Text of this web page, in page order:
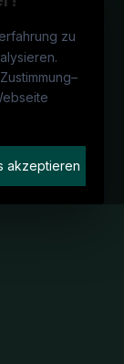
zu
–
akzeptieren